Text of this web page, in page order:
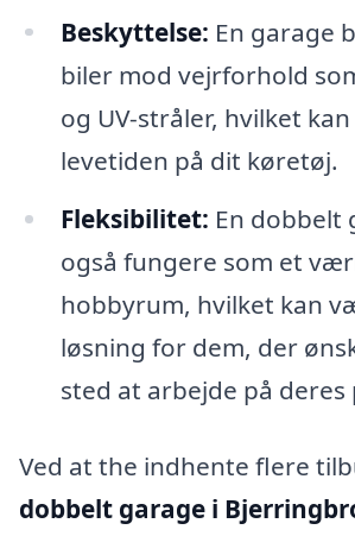
Beskyttelse: En garage
biler mod vejrforhold
og UV-stråler, hvilket
levetiden på dit køretøj.
Fleksibilitet: En dobbelt
også fungere som et
hobbyrum, hvilket kan
løsning for dem, der
sted at arbejde på deres
Ved at the indhente flere
dobbelt garage i